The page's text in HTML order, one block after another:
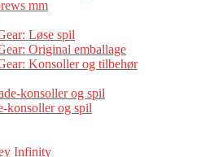
mm
Løse spil
Original emballage
Konsoller og tilbehør
konsoller og spil
konsoller og spil
Infinity